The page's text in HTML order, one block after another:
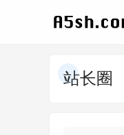
站长圈